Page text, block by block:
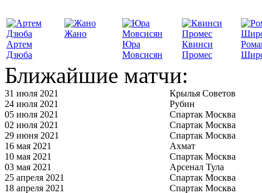
Артем
Дзюба
Жано
Юра
Мовсисян
Квинси
Промес
Ближайшие матчи:
31 июля 2021
Крылья Советов
24 июля 2021
Рубин
05 июля 2021
Спартак Москва
02 июля 2021
Спартак Москва
29 июня 2021
Спартак Москва
16 мая 2021
Ахмат
10 мая 2021
Спартак Москва
03 мая 2021
Арсенал Тула
25 апреля 2021
Спартак Москва
18 апреля 2021
Спартак Москва